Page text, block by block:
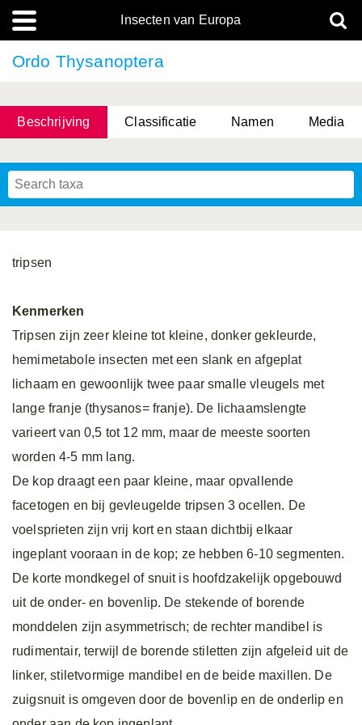
Insecten van Europa
Ordo Thysanoptera
Beschrijving Classificatie Namen Media
tripsen
Kenmerken
Tripsen zijn zeer kleine tot kleine, donker gekleurde,
hemimetabole insecten met een slank en afgeplat
lichaam en gewoonlijk twee paar smalle vleugels met
lange franje (thysanos= franje). De lichaamslengte
varieert van 0,5 tot 12 mm, maar de meeste soorten
worden 4-5 mm lang.
De kop draagt een paar kleine, maar opvallende
facetogen en bij gevleugelde tripsen 3 ocellen. De
voelsprieten zijn vrij kort en staan dichtbij elkaar
ingeplant vooraan in de kop; ze hebben 6-10 segmenten.
De korte mondkegel of snuit is hoofdzakelijk opgebouwd
uit de onder- en bovenlip. De stekende of borende
monddelen zijn asymmetrisch; de rechter mandibel is
rudimentair, terwijl de borende stiletten zijn afgeleid uit de
linker, stiletvormige mandibel en de beide maxillen. De
zuigsnuit is omgeven door de bovenlip en de onderlip en